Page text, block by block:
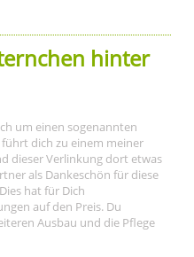
hinter
um einen sogenannten
dich zu einem meiner
dieser Verlinkung dort etwas
als Dankeschön für diese
hat für Dich
auf den Preis. Du
Ausbau und die Pflege